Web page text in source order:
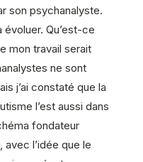
son psychanalyste.
évoluer. Qu’est-ce
mon travail serait
ne sont
j’ai constaté que la
l’est aussi dans
fondateur
l’idée que le